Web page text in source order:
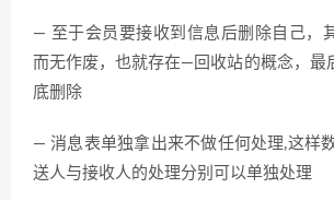
— 至于会员要接收到信息后删除自己，
而无作废，也就存在—回收站的概念，最
底删除
— 消息表单独拿出来不做任何处理,这样
送人与接收人的处理分别可以单独处理